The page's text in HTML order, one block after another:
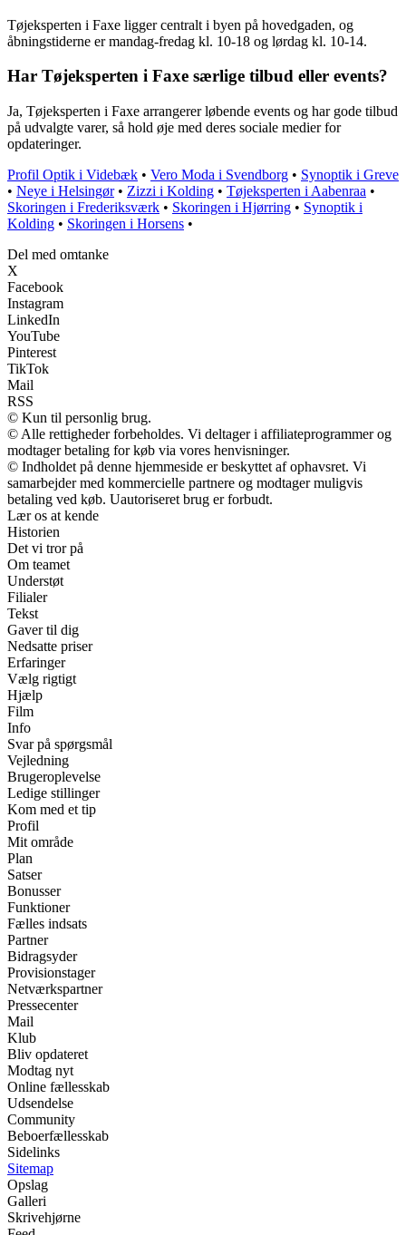
Tøjeksperten i Faxe ligger centralt i byen på hovedgaden, og
åbningstiderne er mandag-fredag kl. 10-18 og lørdag kl. 10-14.
Har Tøjeksperten i Faxe særlige tilbud eller events?
Ja, Tøjeksperten i Faxe arrangerer løbende events og har gode tilbud
på udvalgte varer, så hold øje med deres sociale medier for
opdateringer.
Profil Optik i Videbæk • Vero Moda i Svendborg • Synoptik i Greve
• Neye i Helsingør• Zizzi i Kolding • Tøjeksperten i Aabenraa •
Skoringen i Frederiksværk • Skoringen i Hjørring • Synoptik i
Kolding • Skoringen i Horsens •
Del med omtanke
X
Facebook
Instagram
LinkedIn
YouTube
Pinterest
TikTok
Mail
RSS
© Kun til personlig brug.
© Alle rettigheder forbeholdes. Vi deltager i affiliateprogrammer og
modtager betaling for køb via vores henvisninger.
© Indholdet på denne hjemmeside er beskyttet af ophavsret. Vi
samarbejder med kommercielle partnere og modtager muligvis
betaling ved køb. Uautoriseret brug er forbudt.
Lær os at kende
Historien
Det vi tror på
Om teamet
Understøt
Filialer
Tekst
Gaver til dig
Nedsatte priser
Erfaringer
Vælg rigtigt
Hjælp
Film
Info
Svar på spørgsmål
Vejledning
Brugeroplevelse
Ledige stillinger
Kom med et tip
Profil
Mit område
Plan
Satser
Bonusser
Funktioner
Fælles indsats
Partner
Bidragsyder
Provisionstager
Netværkspartner
Pressecenter
Mail
Klub
Bliv opdateret
Modtag nyt
Online fællesskab
Udsendelse
Community
Beboerfællesskab
Sidelinks
Sitemap
Opslag
Galleri
Skrivehjørne